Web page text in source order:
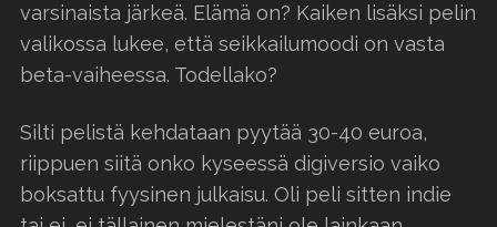
varsinaista järkeä. Elämä on? Kaiken lisäksi pelin
valikossa lukee, että seikkailumoodi on vasta
beta-vaiheessa. Todellako?
Silti pelistä kehdataan pyytää 30-40 euroa,
riippuen siitä onko kyseessä digiversio vaiko
boksattu fyysinen julkaisu. Oli peli sitten indie